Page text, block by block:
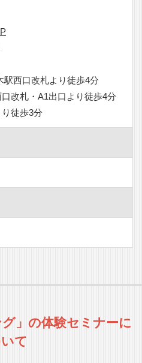
西口改札より徒歩4分
改札・A1出口より徒歩4分
徒歩3分
」の体験セミナーに
て